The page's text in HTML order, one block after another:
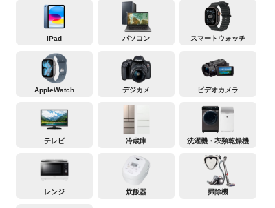
iPad パソコン スマートウォッチ
AppleWatch デジカメ ビデオカメラ
テレビ 冷蔵庫 洗濯機・衣類乾燥機
レンジ 炊飯器 掃除機